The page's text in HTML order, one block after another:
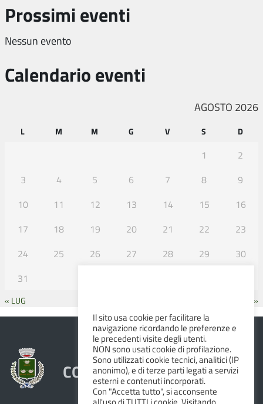
Prossimi eventi
Nessun evento
Calendario eventi
AGOSTO 2026
L M M G V S D
1
2
3
4 5 6 7 8
9
10
11 12 13 14 15
16
17
18 19 20 21 22
23
24
25 26 27 28 29
30
31
« LUG SET »
COMUNE DI ALBINEA
Il sito usa cookie per facilitare la
navigazione ricordando le preferenze e
le precedenti visite degli utenti.
NON sono usati cookie di profilazione.
Sono utilizzati cookie tecnici, analitici (IP
anonimo), e di terze parti legati a servizi
esterni e contenuti incorporati.
Con "Accetta tutto", si acconsente
all'uso di TUTTI i cookie. Visitando